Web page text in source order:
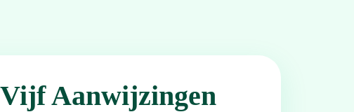
Aanwijzingen